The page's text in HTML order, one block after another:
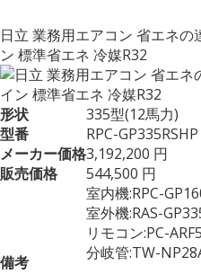
日立 業務用エアコン 省エネ
ン 標準省エネ 冷媒R32
形状
335型(12馬力)
型番
RPC-GP335RSHP
メーカー価格3,192,200 円
販売価格
544,500 円
備考
室内機:RPC-
室外機:RAS-
リモコン:PC-
分岐管:TW-